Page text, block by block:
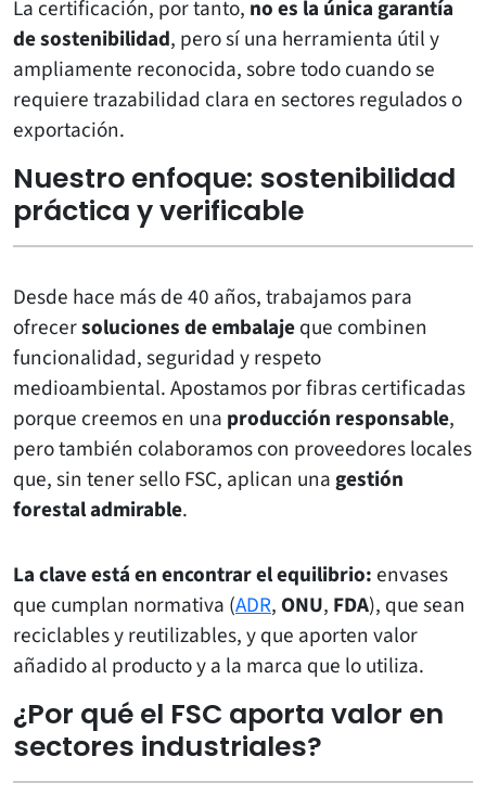
La certificación, por tanto, no es la única garantía
de sostenibilidad, pero sí una herramienta útil y
ampliamente reconocida, sobre todo cuando se
requiere trazabilidad clara en sectores regulados o
exportación.
Nuestro enfoque: sostenibilidad
práctica y verificable
Desde hace más de 40 años, trabajamos para
ofrecersoluciones de embalajeque combinen
funcionalidad, seguridad y respeto
medioambiental. Apostamos por fibras certificadas
porque creemos en una producción responsable,
pero también colaboramos con proveedores locales
que, sin tener sello FSC, aplican unagestión
forestal admirable.
La clave está en encontrar el equilibrio: envases
que cumplan normativa (ADR, ONU, FDA), que sean
reciclables y reutilizables, y que aporten valor
añadido al producto y a la marca que lo utiliza.
¿Por qué el FSC aporta valor en
sectores industriales?